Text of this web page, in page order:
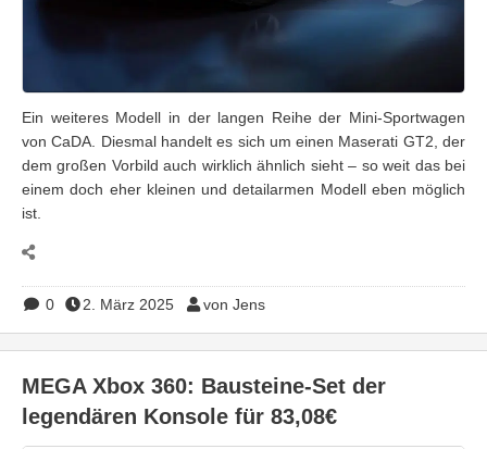
Ein weiteres Modell in der langen Reihe der Mini-Sportwagen
von CaDA. Diesmal handelt es sich um einen Maserati GT2, der
dem großen Vorbild auch wirklich ähnlich sieht – so weit das bei
einem doch eher kleinen und detailarmen Modell eben möglich
ist.
0 2. März 2025 von Jens
MEGA Xbox 360: Bausteine-Set der
legendären Konsole für 83,08€